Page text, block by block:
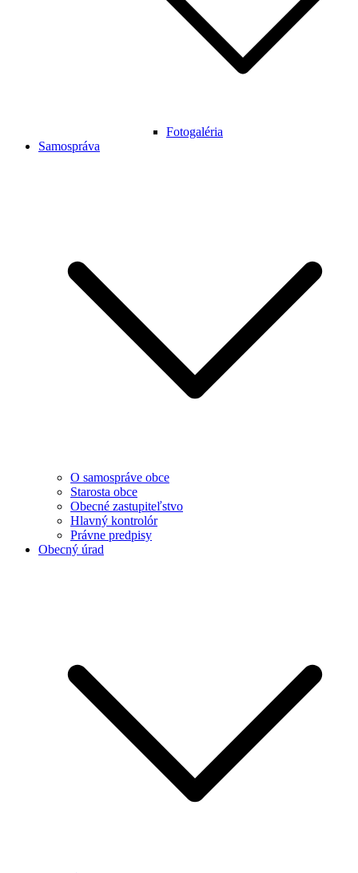
Fotogaléria
Samospráva
O samospráve obce
Starosta obce
Obecné zastupiteľstvo
Hlavný kontrolór
Právne predpisy
Obecný úrad